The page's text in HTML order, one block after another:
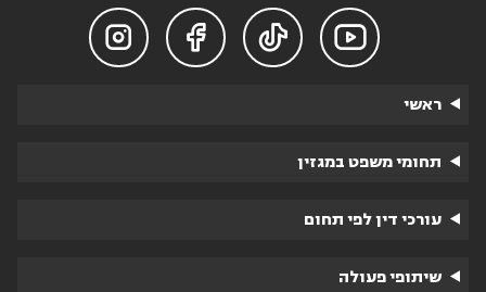




ראשי
תחומי משפט במגזין
עורכי דין לפי תחום
שיתופי פעולה